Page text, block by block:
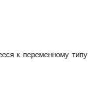
к переменному типу